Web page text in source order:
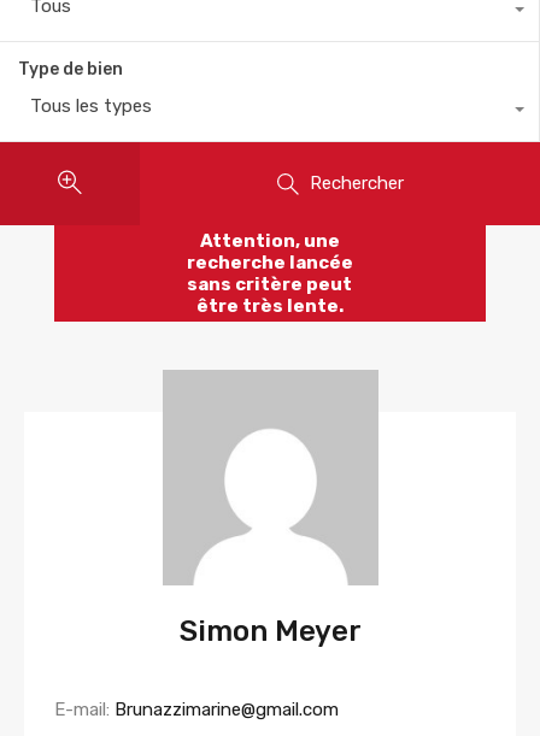
Tous
Type de bien
Tous les types
Rechercher
Attention, une
recherche lancée
sans critère peut
être très lente.
Simon Meyer
E-mail: Brunazzimarine@gmail.com